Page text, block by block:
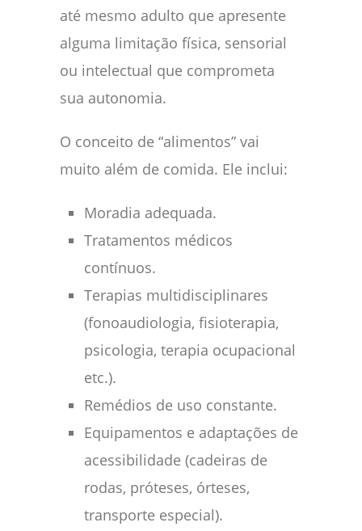
até mesmo adulto que apresente
alguma limitação física, sensorial
ou intelectual que comprometa
sua autonomia.
O conceito de “alimentos” vai
muito além de comida. Ele inclui:
Moradia adequada.
Tratamentos médicos
contínuos.
Terapias multidisciplinares
(fonoaudiologia, fisioterapia,
psicologia, terapia ocupacional
etc.).
Remédios de uso constante.
Equipamentos e adaptações de
acessibilidade (cadeiras de
rodas, próteses, órteses,
transporte especial).